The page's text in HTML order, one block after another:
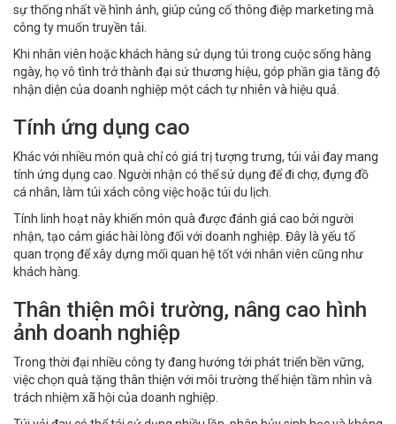
sự thống nhất về hình ảnh, giúp củng cố thông điệp marketing mà
công ty muốn truyền tải.
Khi nhân viên hoặc khách hàng sử dụng túi trong cuộc sống hàng
ngày, họ vô tình trở thành đại sứ thương hiệu, góp phần gia tăng độ
nhận diện của doanh nghiệp một cách tự nhiên và hiệu quả.
Tính ứng dụng cao
Khác với nhiều món quà chỉ có giá trị tượng trưng, túi vải đay mang
tính ứng dụng cao. Người nhận có thể sử dụng để đi chợ, đựng đồ
cá nhân, làm túi xách công việc hoặc túi du lịch.
Tính linh hoạt này khiến món quà được đánh giá cao bởi người
nhận, tạo cảm giác hài lòng đối với doanh nghiệp. Đây là yếu tố
quan trọng để xây dựng mối quan hệ tốt với nhân viên cũng như
khách hàng.
Thân thiện môi trường, nâng cao hình
ảnh doanh nghiệp
Trong thời đại nhiều công ty đang hướng tới phát triển bền vững,
việc chọn quà tặng thân thiện với môi trường thể hiện tầm nhìn và
trách nhiệm xã hội của doanh nghiệp.